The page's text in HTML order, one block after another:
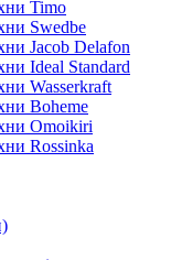
Timo
Swedbe
Jacob Delafon
Ideal Standard
Wasserkraft
Boheme
Omoikiri
Rossinka